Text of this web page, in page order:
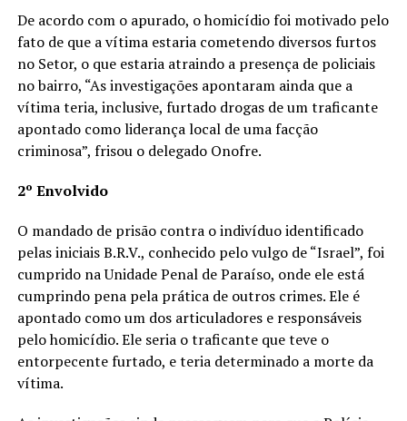
De acordo com o apurado, o homicídio foi motivado pelo
fato de que a vítima estaria cometendo diversos furtos
no Setor, o que estaria atraindo a presença de policiais
no bairro, “As investigações apontaram ainda que a
vítima teria, inclusive, furtado drogas de um traficante
apontado como liderança local de uma facção
criminosa”, frisou o delegado Onofre.
2º Envolvido
O mandado de prisão contra o indivíduo identificado
pelas iniciais B.R.V., conhecido pelo vulgo de “Israel”, foi
cumprido na Unidade Penal de Paraíso, onde ele está
cumprindo pena pela prática de outros crimes. Ele é
apontado como um dos articuladores e responsáveis
pelo homicídio. Ele seria o traficante que teve o
entorpecente furtado, e teria determinado a morte da
vítima.